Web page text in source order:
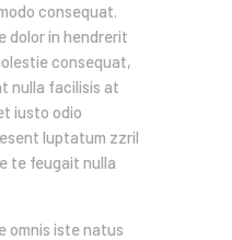
consequat.
dolor in hendrerit
consequat,
nulla facilisis at
iusto odio
luptatum zzril
te feugait nulla
omnis iste natus